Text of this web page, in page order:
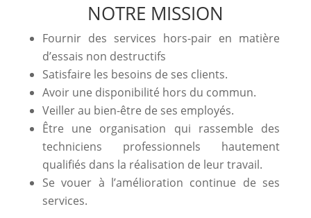
NOTRE MISSION
Fournir des services hors-pair en matière
d’essais non destructifs
Satisfaire les besoins de ses clients.
Avoir une disponibilité hors du commun.
Veiller au bien-être de ses employés.
Être une organisation qui rassemble des
techniciens professionnels hautement
qualifiés dans la réalisation de leur travail.
Se vouer à l’amélioration continue de ses
services.